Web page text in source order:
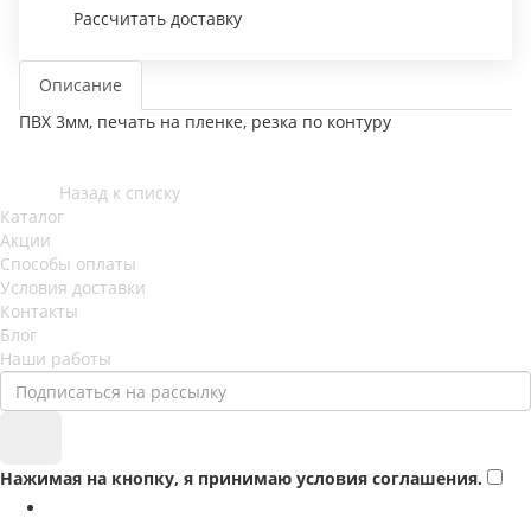
Рассчитать доставку
Описание
ПВХ 3мм, печать на пленке, резка по контуру
Назад к списку
Каталог
Акции
Способы оплаты
Условия доставки
Контакты
Блог
Наши работы
Нажимая на кнопку, я принимаю условия соглашения.